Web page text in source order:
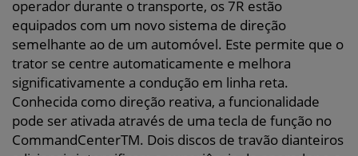
operador durante o transporte, os 7R estão
equipados com um novo sistema de direção
semelhante ao de um automóvel. Este permite que o
trator se centre automaticamente e melhora
significativamente a condução em linha reta.
Conhecida como direção reativa, a funcionalidade
pode ser ativada através de uma tecla de função no
CommandCenterTM. Dois discos de travão dianteiros